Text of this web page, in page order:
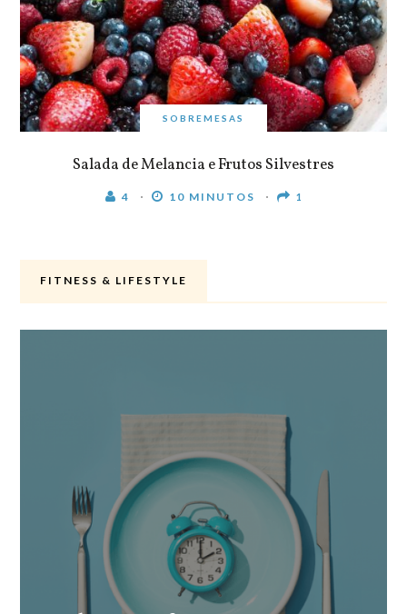
SOBREMESAS
Salada de Melancia e Frutos Silvestres
4 10 MINUTOS 1
FITNESS & LIFESTYLE